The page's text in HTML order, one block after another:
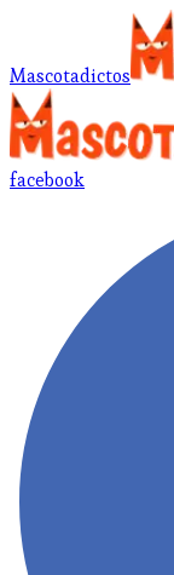
Mascotadictos
facebook